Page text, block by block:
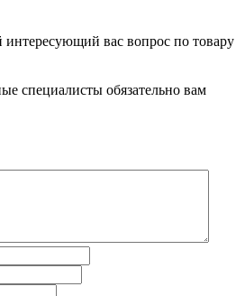
вас вопрос по товару
специалисты обязательно вам